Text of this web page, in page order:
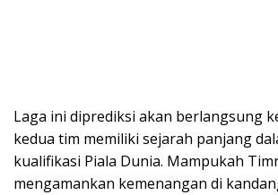
Laga ini diprediksi akan berlangsung
kedua tim memiliki sejarah panjang
kualifikasi Piala Dunia. Mampukah
mengamankan kemenangan di